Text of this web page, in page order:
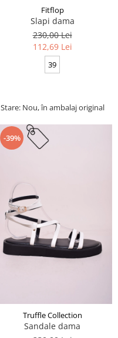
Fitflop
Slapi dama
230,00 Lei
112,69 Lei
39
Stare: Nou, în ambalaj original
-39%
Truffle Collection
Sandale dama